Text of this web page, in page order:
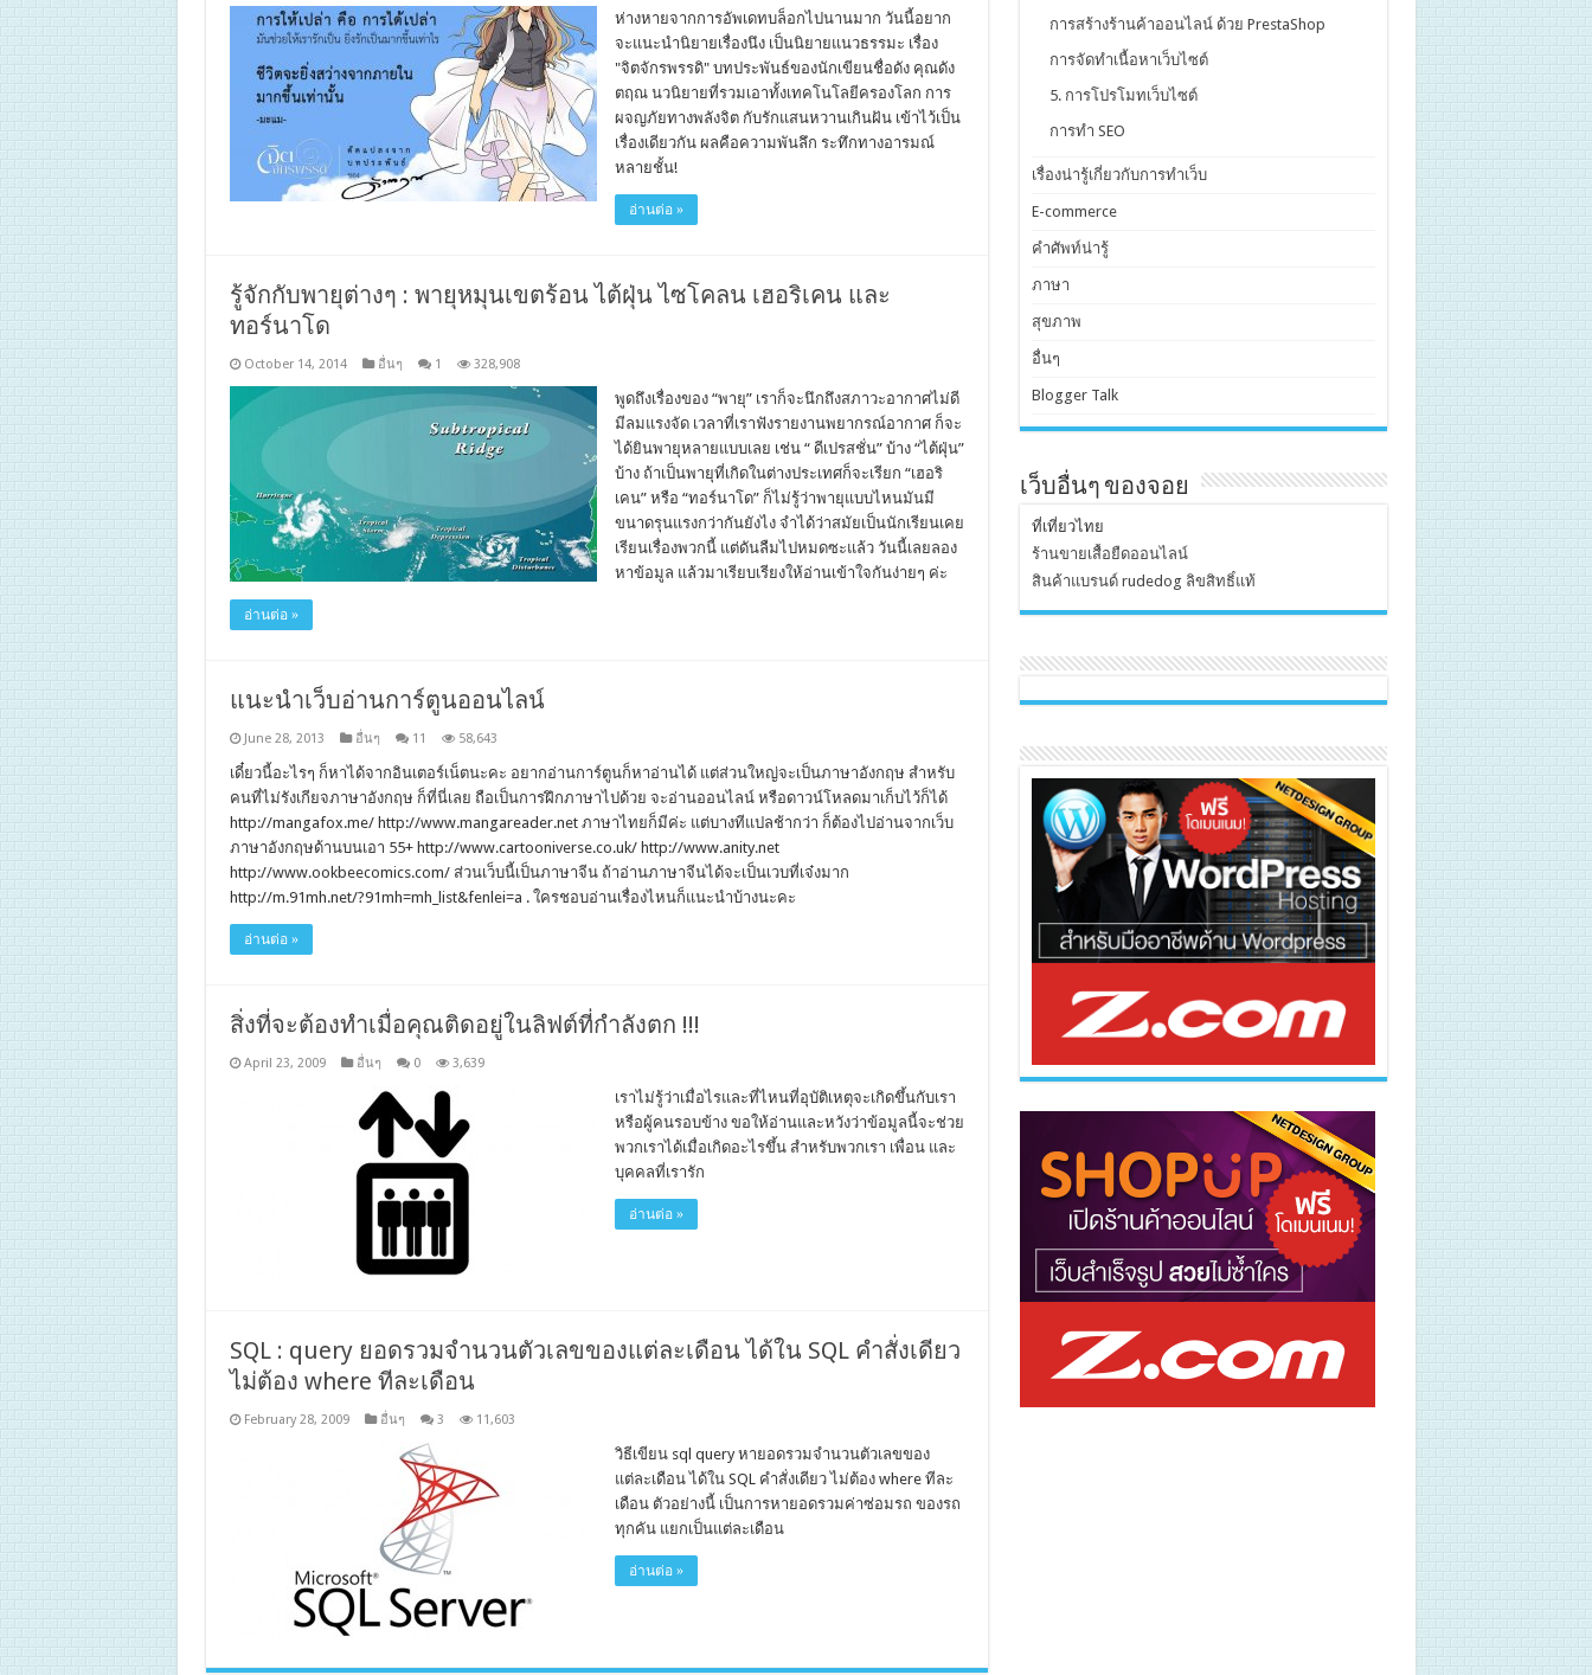
ห่างหายจากการอัพเดทบล็อกไปนานมาก วันนี้อยาก
จะแนะนำนิยายเรื่องนึง เป็นนิยายแนวธรรมะ เรื่อง
"จิตจักรพรรดิ" บทประพันธ์ของนักเขียนชื่อดัง คุณดัง
ตฤณ นวนิยายที่รวมเอาทั้งเทคโนโลยีครองโลก การ
ผจญภัยทางพลังจิต กับรักแสนหวานเกินฝัน เข้าไว้เป็น
เรื่องเดียวกัน ผลคือความพันลึก ระทึกทางอารมณ์
หลายชั้น!
อ่านต่อ »
รู้จักกับพายุต่างๆ : พายุหมุนเขตร้อน ไต้ฝุ่น ไซโคลน เฮอริเคน และ
ทอร์นาโด
October 14, 2014 อื่นๆ 1 328,908
พูดถึงเรื่องของ “พายุ” เราก็จะนึกถึงสภาวะอากาศไม่ดี
มีลมแรงจัด เวลาที่เราฟังรายงานพยากรณ์อากาศ ก็จะ
ได้ยินพายุหลายแบบเลย เช่น “ ดีเปรสชั่น” บ้าง “ไต้ฝุ่น”
บ้าง ถ้าเป็นพายุที่เกิดในต่างประเทศก็จะเรียก “เฮอริ
เคน” หรือ “ทอร์นาโด” ก็ไม่รู้ว่าพายุแบบไหนมันมี
ขนาดรุนแรงกว่ากันยังไง จำได้ว่าสมัยเป็นนักเรียนเคย
เรียนเรื่องพวกนี้ แต่ดันลืมไปหมดซะแล้ว วันนี้เลยลอง
หาข้อมูล แล้วมาเรียบเรียงให้อ่านเข้าใจกันง่ายๆ ค่ะ
อ่านต่อ »
แนะนำเว็บอ่านการ์ตูนออนไลน์
June 28, 2013 อื่นๆ 11 58,643
เดี๋ยวนี้อะไรๆ ก็หาได้จากอินเตอร์เน็ตนะคะ อยากอ่านการ์ตูนก็หาอ่านได้ แต่ส่วนใหญ่จะเป็นภาษาอังกฤษ สำหรับ
คนที่ไม่รังเกียจภาษาอังกฤษ ก็ที่นี่เลย ถือเป็นการฝึกภาษาไปด้วย จะอ่านออนไลน์ หรือดาวน์โหลดมาเก็บไว้ก็ได้
http://mangafox.me/ http://www.mangareader.net ภาษาไทยก็มีค่ะ แต่บางทีแปลช้ากว่า ก็ต้องไปอ่านจากเว็บ
ภาษาอังกฤษด้านบนเอา 55+ http://www.cartooniverse.co.uk/ http://www.anity.net
http://www.ookbeecomics.com/ ส่วนเว็บนี้เป็นภาษาจีน ถ้าอ่านภาษาจีนได้จะเป็นเวบที่เจ๋งมาก
http://m.91mh.net/?91mh=mh_list&fenlei=a . ใครชอบอ่านเรื่องไหนก็แนะนำบ้างนะคะ
อ่านต่อ »
สิ่งที่จะต้องทำเมื่อคุณติดอยู่ในลิฟต์ที่กำลังตก !!!
April 23, 2009 อื่นๆ 0 3,639
เราไม่รู้ว่าเมื่อไรและที่ไหนที่อุบัติเหตุจะเกิดขึ้นกับเรา
หรือผู้คนรอบข้าง ขอให้อ่านและหวังว่าข้อมูลนี้จะช่วย
พวกเราได้เมื่อเกิดอะไรขึ้น สำหรับพวกเรา เพื่อน และ
บุคคลที่เรารัก
อ่านต่อ »
SQL : query ยอดรวมจำนวนตัวเลขของแต่ละเดือน ได้ใน SQL คำสั่งเดียว
ไม่ต้อง where ทีละเดือน
February 28, 2009 อื่นๆ 3 11,603
วิธีเขียน sql query หายอดรวมจำนวนตัวเลขของ
แต่ละเดือน ได้ใน SQL คำสั่งเดียว ไม่ต้อง where ทีละ
เดือน ตัวอย่างนี้ เป็นการหายอดรวมค่าซ่อมรถ ของรถ
ทุกคัน แยกเป็นแต่ละเดือน
อ่านต่อ »
การสร้างร้านค้าออนไลน์ ด้วย PrestaShop
การจัดทำเนื้อหาเว็บไซต์
5. การโปรโมทเว็บไซต์
การทำ SEO
เรื่องน่ารู้เกี่ยวกับการทำเว็บ
E-commerce
คำศัพท์น่ารู้
ภาษา
สุขภาพ
อื่นๆ
Blogger Talk
เว็บอื่นๆ ของจอย
ที่เที่ยวไทย
ร้านขายเสื้อยืดออนไลน์
สินค้าแบรนด์ rudedog ลิขสิทธิ์แท้